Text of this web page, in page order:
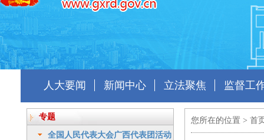
人大要闻 新闻中心 立法聚焦 监督工
专题
全国人民代表大会广西代表团活动
您所在的位置 > 首